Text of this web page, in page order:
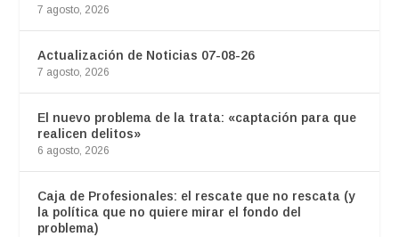
7 agosto, 2026
Actualización de Noticias 07-08-26
7 agosto, 2026
El nuevo problema de la trata: «captación para que
realicen delitos»
6 agosto, 2026
Caja de Profesionales: el rescate que no rescata (y
la política que no quiere mirar el fondo del
problema)